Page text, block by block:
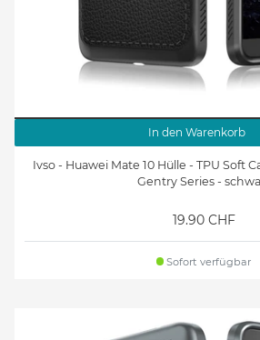
In den Warenkorb
Ivso - Huawei Mate 10 Hülle - TPU Soft
Gentry Series -
19.90 CHF
Sofort verfügbar